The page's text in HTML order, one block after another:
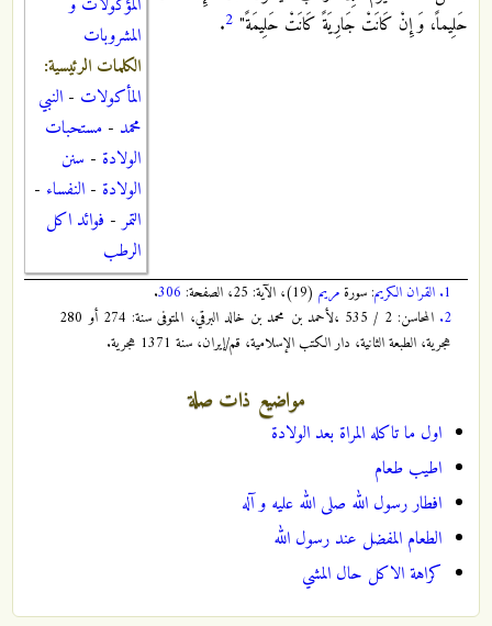
المشروبات
الكلمات الرئيسية:
المأكولات - النبي
محمد - مستحبات
الولادة - سنن
الولادة - النفساء -
التمر- فوائد اكل
الرطب
حَلِيماً، وَ إِنْ كَانَتْ جَارِيَةً كَانَتْ حَلِيمَةً" 2
.
1. القران الكريم: سورةمريم (19)، الآية: 25، الصفحة: 306
.
2.
المحاسن: 2 / 535 ،لأحمد بن محمد بن خالد البرقي، المتوفى سنة: 274 أو 280
هجرية، الطبعة الثانية، دار الكتب الإسلامية، قم/إيران، سنة 1371 هجرية.
مواضيع ذات صلة
اول ما تاكله المراة بعد الولادة
اطيب طعام
افطار رسول الله صلى الله عليه و آله
الطعام المفضل عند رسول الله
كراهة الاكل حال المشي